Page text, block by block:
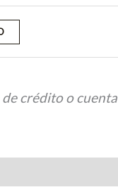
crédito o cuenta